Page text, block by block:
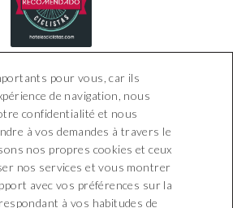
Hotel Can Pico
pour vous, car ils
de navigation, nous
confidentialité et nous
à vos demandes à travers le
nos propres cookies et ceux
nos services et vous montrer
avec vos préférences sur la
à vos habitudes de